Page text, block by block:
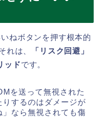
ねボタンを押す根本的
れは、
「リスク回避」
ッドです。
を送って無視された
りするのはダメージが
なら無視されても傷